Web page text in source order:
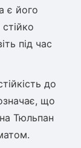
є його
під час
до
що
Тюльпан